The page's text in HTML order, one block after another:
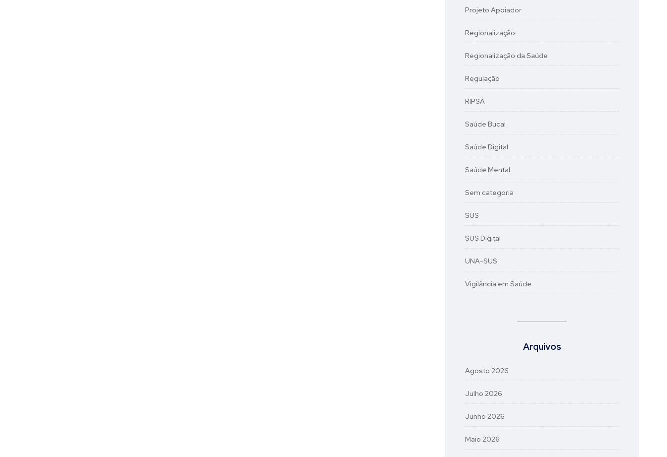
Projeto Apoiador
Regionalização
Regionalização da Saúde
Regulação
RIPSA
Saúde Bucal
Saúde Digital
Saúde Mental
Sem categoria
SUS
SUS Digital
UNA-SUS
Vigilância em Saúde
Arquivos
Agosto 2026
Julho 2026
Junho 2026
Maio 2026